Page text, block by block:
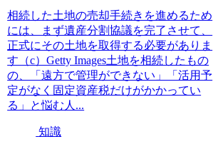
相続した土地の売却手続きを進めるため
には、まず遺産分割協議を完了させて、
正式にその土地を取得する必要がありま
す（c）Getty Images土地を相続したもの
の、「遠方で管理ができない」「活用予
定がなく固定資産税だけがかかってい
る」と悩む人...
知識